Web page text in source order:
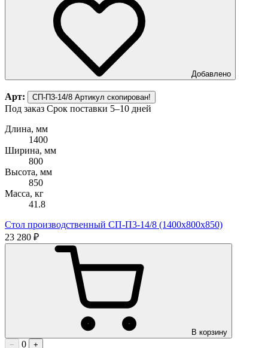
Добавлено
Арт: СП-П3-14/8 Артикул скопирован!
Под заказ Срок поставки 5–10 дней
Длина, мм
1400
Ширина, мм
800
Высота, мм
850
Масса, кг
41.8
Стол производственный СП-П3-14/8 (1400х800х850)
23 280 ₽
В корзину
−
0 +